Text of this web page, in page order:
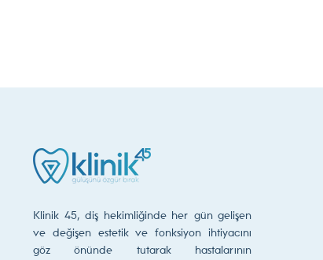
Klinik 45, diş hekimliğinde her gün gelişen
ve değişen estetik ve fonksiyon ihtiyacını
göz önünde tutarak hastalarının